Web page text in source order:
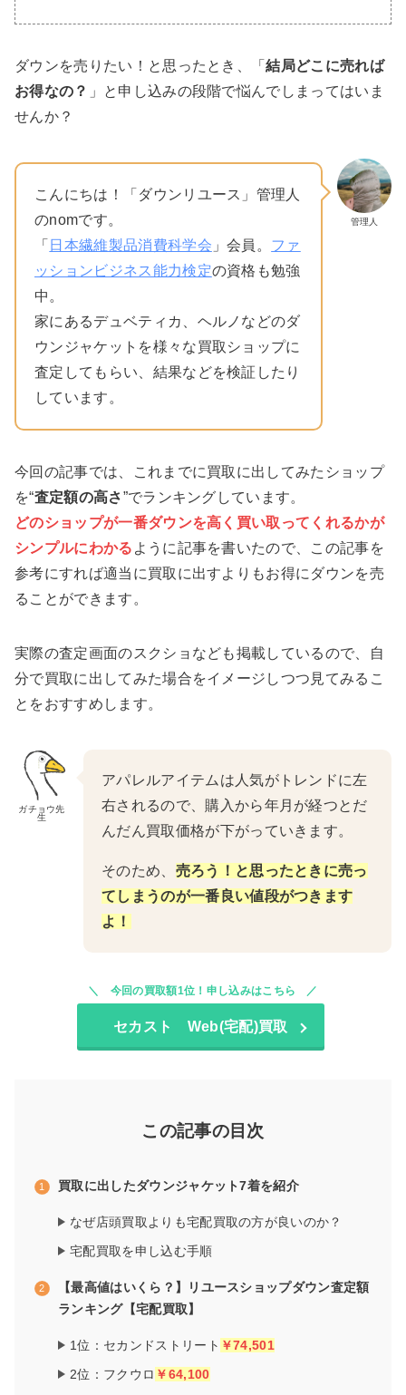
ダウンを売りたい！と思ったとき、「結局どこに売れば
お得なの？ 」と申し込みの段階で悩んでしまってはいま
せんか？
管理人
こんにちは！「ダウンリユース」管理人
のnomです。
「 日本繊維製品消費科学会 」会員。 ファ
ッションビジネス能力検定の資格も勉強
中。
家にあるデュベティカ、ヘルノなどのダ
ウンジャケットを様々な買取ショップに
査定してもらい、結果などを検証したり
しています。
今回の記事では、これまでに買取に出してみたショップ
を“査定額の高さ”でランキングしています。
どのショップが一番ダウンを高く買い取ってくれるかが
シンプルにわかる ように記事を書いたので、この記事を
参考にすれば適当に買取に出すよりもお得にダウンを売
ることができます。
実際の査定画面のスクショなども掲載しているので、自
分で買取に出してみた場合をイメージしつつ見てみるこ
とをおすすめします。
ガチョウ先
生
アパレルアイテムは人気がトレンドに左
右されるので、購入から年月が経つとだ
んだん買取価格が下がっていきます。
そのため、 売ろう！と思ったときに売っ
てしま うのが一番 良い値段がつきます
よ！
今回の買取額1位！申し込みはこちら
セカスト Web(宅配)買取
この記事の目次
買取に出したダウンジャケット7着を紹介
なぜ店頭買取よりも宅配買取の方が良いのか？
宅配買取を申し込む手順
【最高値はいくら？】リユースショップダウン査定額
ランキング【宅配買取】
1位：セカンドストリート ￥74,501
2位：フクウロ ￥64,100